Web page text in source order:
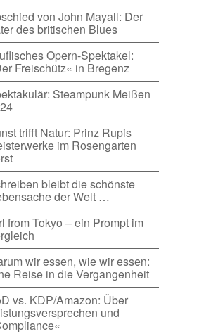
von John Mayall: Der
des britischen Blues
Opern-Spektakel:
Freischütz« in Bregenz
Steampunk Meißen
trifft Natur: Prinz Rupis
im Rosengarten
bleibt die schönste
der Welt …
from Tokyo – ein Prompt im
wir essen, wie wir essen:
Reise in die Vergangenheit
vs. KDP/Amazon: Über
und